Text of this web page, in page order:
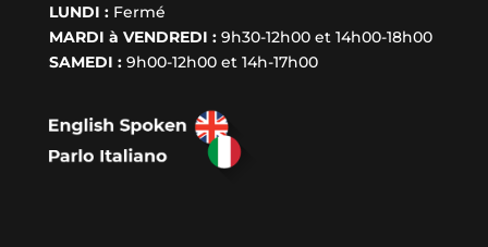
LUNDI :Fermé
MARDI à VENDREDI :9h30-12h00 et 14h00-18h00
SAMEDI :9h00-12h00 et 14h-17h00